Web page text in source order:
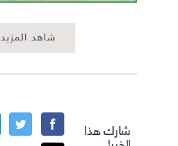
شاهد المزيد
شارك هذا